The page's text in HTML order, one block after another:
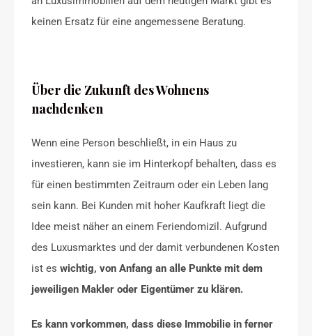
keinen Ersatz für eine angemessene Beratung.
Über die Zukunft des Wohnens
nachdenken
Wenn eine Person beschließt, in ein Haus zu
investieren, kann sie im Hinterkopf behalten, dass es
für einen bestimmten Zeitraum oder ein Leben lang
sein kann. Bei Kunden mit hoher Kaufkraft liegt die
Idee meist näher an einem Feriendomizil. Aufgrund
des Luxusmarktes und der damit verbundenen Kosten
ist es wichtig, von Anfang an alle Punkte mit dem
jeweiligen Makler oder Eigentümer zu klären.
Es kann vorkommen, dass diese Immobilie in ferner